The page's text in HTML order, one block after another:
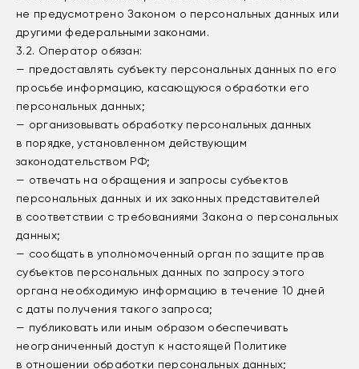
не предусмотрено Законом о персональных данных или
другими федеральными законами.
3.2. Оператор обязан:
— предоставлять субъекту персональных данных по его
просьбе информацию, касающуюся обработки его
персональных данных;
— организовывать обработку персональных данных
в порядке, установленном действующим
законодательством РФ;
— отвечать на обращения и запросы субъектов
персональных данных и их законных представителей
в соответствии с требованиями Закона о персональных
данных;
— сообщать в уполномоченный орган по защите прав
субъектов персональных данных по запросу этого
органа необходимую информацию в течение 10 дней
с даты получения такого запроса;
— публиковать или иным образом обеспечивать
неограниченный доступ к настоящей Политике
в отношении обработки персональных данных;